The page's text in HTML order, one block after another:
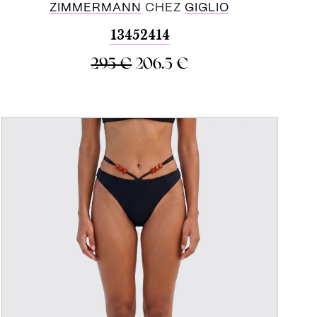
ZIMMERMANN CHEZ GIGLIO
13452414
295€206.5€
ACHETER